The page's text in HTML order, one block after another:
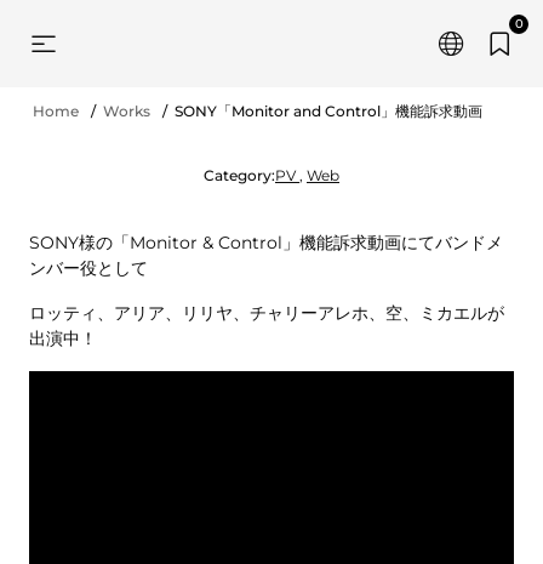
0
Home Works SONY「Monitor and Control」機能訴求動画
Category:PV , Web
SONY様の「Monitor & Control 」機能訴求動画にてバンドメ
ンバー役として
ロッティ、アリア、リリヤ、チャリーアレホ、空、ミカエルが
出演中 ！